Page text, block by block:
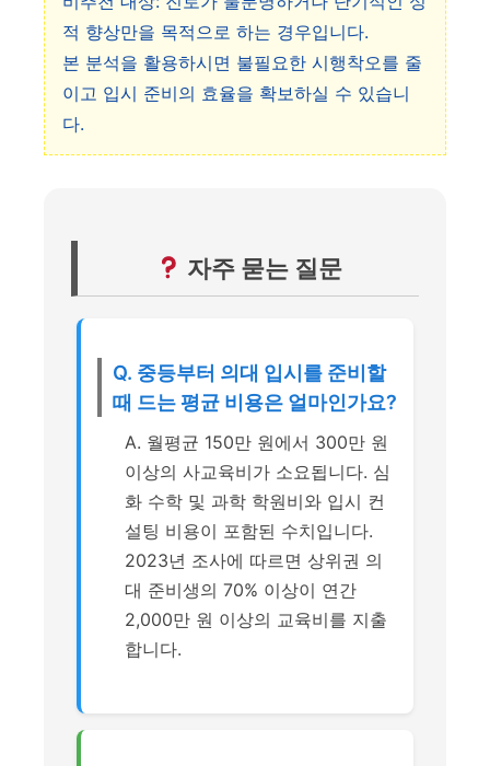
적 향상만을 목적으로 하는 경우입니다.
본 분석을 활용하시면 불필요한 시행착오를 줄
이고 입시 준비의 효율을 확보하실 수 있습니
다.
자주 묻는 질문
Q. 중등부터 의대 입시를 준비할
때 드는 평균 비용은 얼마인가요?
A. 월평균 150만 원에서 300만 원
이상의 사교육비가 소요됩니다. 심
화 수학 및 과학 학원비와 입시 컨
설팅 비용이 포함된 수치입니다.
2023년 조사에 따르면 상위권 의
대 준비생의 70% 이상이 연간
2,000만 원 이상의 교육비를 지출
합니다.